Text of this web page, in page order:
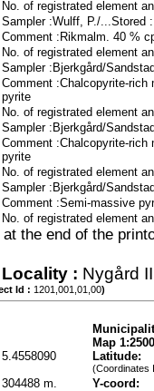
No. of registrated element
Sampler :Wulff, P./...Stored
Comment :Rikmalm. 40 %
No. of registrated element
Sampler :Bjerkgård/
Comment :Chalcopyrite-rich
pyrite
No. of registrated element
Sampler :Bjerkgård/
Comment :Chalcopyrite-rich
pyrite
No. of registrated element
Sampler :Bjerkgård/
Comment :Semi-massive
No. of registrated element
the end of the
: Nygård II
Id : 1201,001,01,00)
Map
5.4558090
Latitude:
(Coordinates
304488 m.
Y-coord: